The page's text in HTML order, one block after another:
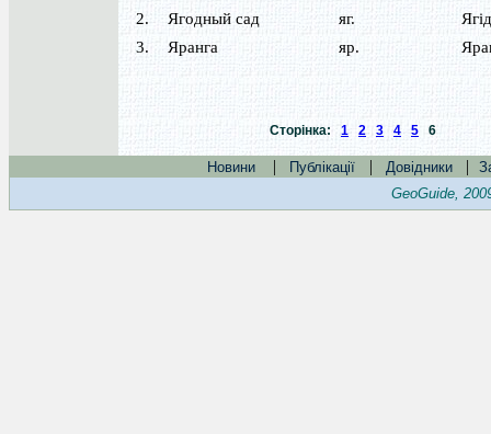
2.
Ягодный сад яг.
3.
Яранга яр.
Сторінка: 1 2 3 4 5 6
Новини | Публікації | Довідники |
GeoGuide,